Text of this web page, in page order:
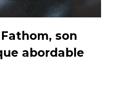
son
abordable